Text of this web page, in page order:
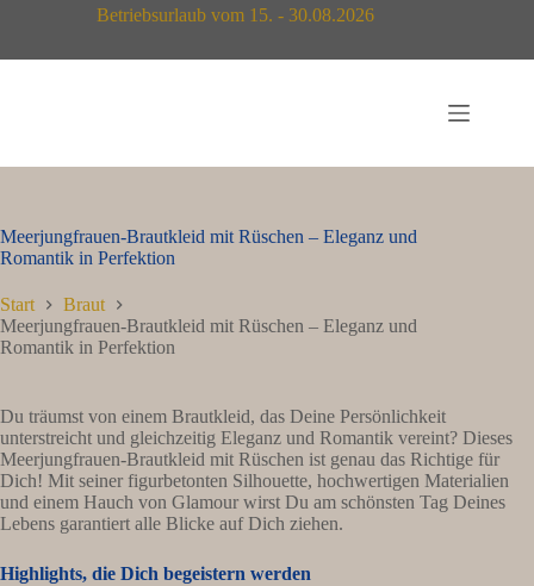
Betriebsurlaub vom 15. - 30.08.2026
Meerjungfrauen-Brautkleid mit Rüschen – Eleganz und
Romantik in Perfektion
Start
Braut
Meerjungfrauen-Brautkleid mit Rüschen – Eleganz und
Romantik in Perfektion
Du träumst von einem Brautkleid, das Deine Persönlichkeit
unterstreicht und gleichzeitig Eleganz und Romantik vereint? Dieses
Meerjungfrauen-Brautkleid mit Rüschen ist genau das Richtige für
Dich! Mit seiner figurbetonten Silhouette, hochwertigen Materialien
und einem Hauch von Glamour wirst Du am schönsten Tag Deines
Lebens garantiert alle Blicke auf Dich ziehen.
Highlights, die Dich begeistern werden